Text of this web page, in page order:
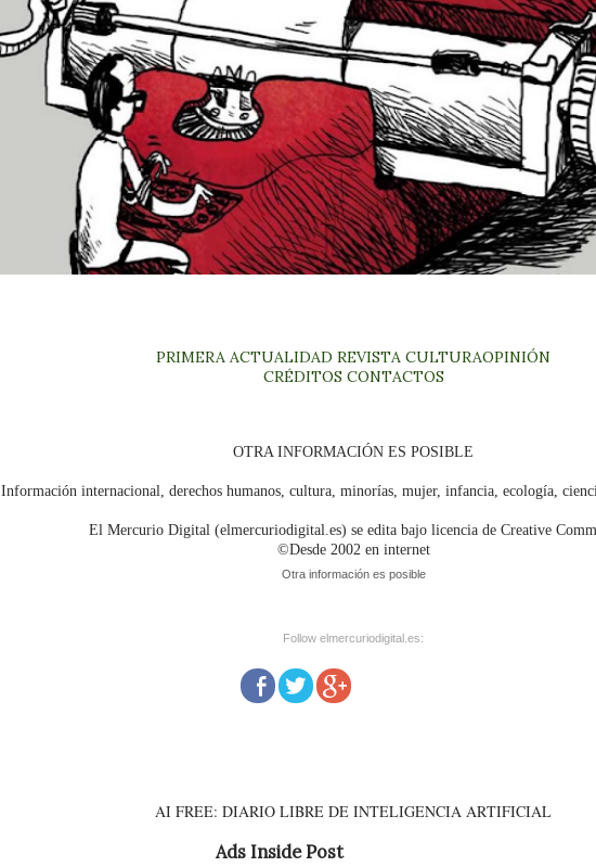
PRIMERA ACTUALIDAD REVISTA CULTURAOPINIÓN
CRÉDITOSCONTACTOS
OTRA INFORMACIÓN ES POSIBLE
Información internacional, derechos humanos, cultura, minorías, mujer, infancia, ecología,
El Mercurio Digital (elmercuriodigital.es) se edita bajo licencia de Creative
©Desde 2002 en internet
Otra información es posible
Follow elmercuriodigital.es:
AI FREE: DIARIO LIBRE DE INTELIGENCIA ARTIFICIAL
Ads Inside Post